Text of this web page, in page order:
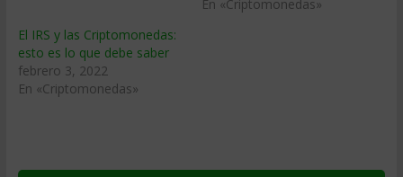
En «Criptomonedas»
El IRS y las Criptomonedas:
esto es lo que debe saber
febrero 3, 2022
En «Criptomonedas»